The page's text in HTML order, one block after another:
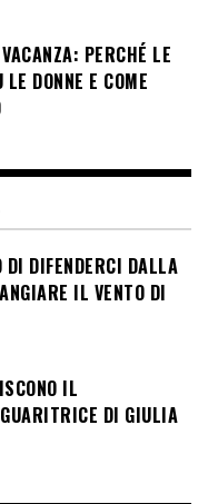
PERCHÉ LE
DONNE E COME
DI DIFENDERCI DALLA
IL VENTO DI
IL
DI GIULIA